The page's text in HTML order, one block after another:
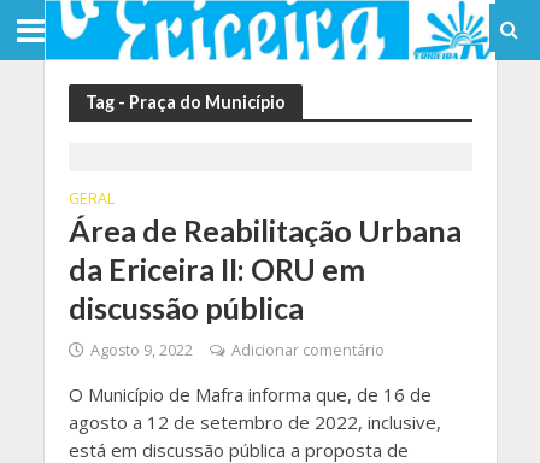
Tag - Praça do Município
GERAL
Área de Reabilitação Urbana
da Ericeira II: ORU em
discussão pública
Agosto 9, 2022 Adicionar comentário
O Município de Mafra informa que, de 16 de
agosto a 12 de setembro de 2022, inclusive,
está em discussão pública a proposta de